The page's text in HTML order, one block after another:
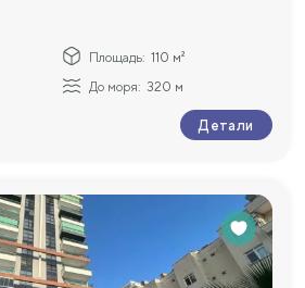
Площадь: 110 м²
До моря: 320 м
Детали